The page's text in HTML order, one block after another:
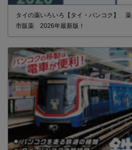
タイの薬いろいろ【タイ・バンコク】
市販薬 2026年最新版！